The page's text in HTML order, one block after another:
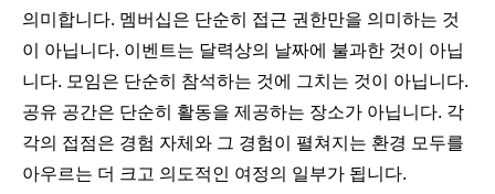
의미합니다. 멤버십은 단순히 접근 권한만을 의미하는 것
이 아닙니다. 이벤트는 달력상의 날짜에 불과한 것이 아닙
니다. 모임은 단순히 참석하는 것에 그치는 것이 아닙니다.
공유 공간은 단순히 활동을 제공하는 장소가 아닙니다. 각
각의 접점은 경험 자체와 그 경험이 펼쳐지는 환경 모두를
아우르는 더 크고 의도적인 여정의 일부가 됩니다.